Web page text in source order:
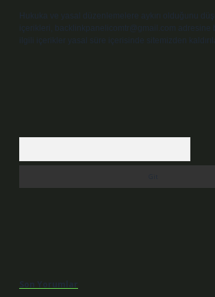
Hukuka ve yasal düzenlemelere aykırı olduğunu
içerikleri,
backlinkpanelicomtr@gmail.com adresine
ilgili içerikler yasal süre içerisinde sitemizden
Son Yorumlar